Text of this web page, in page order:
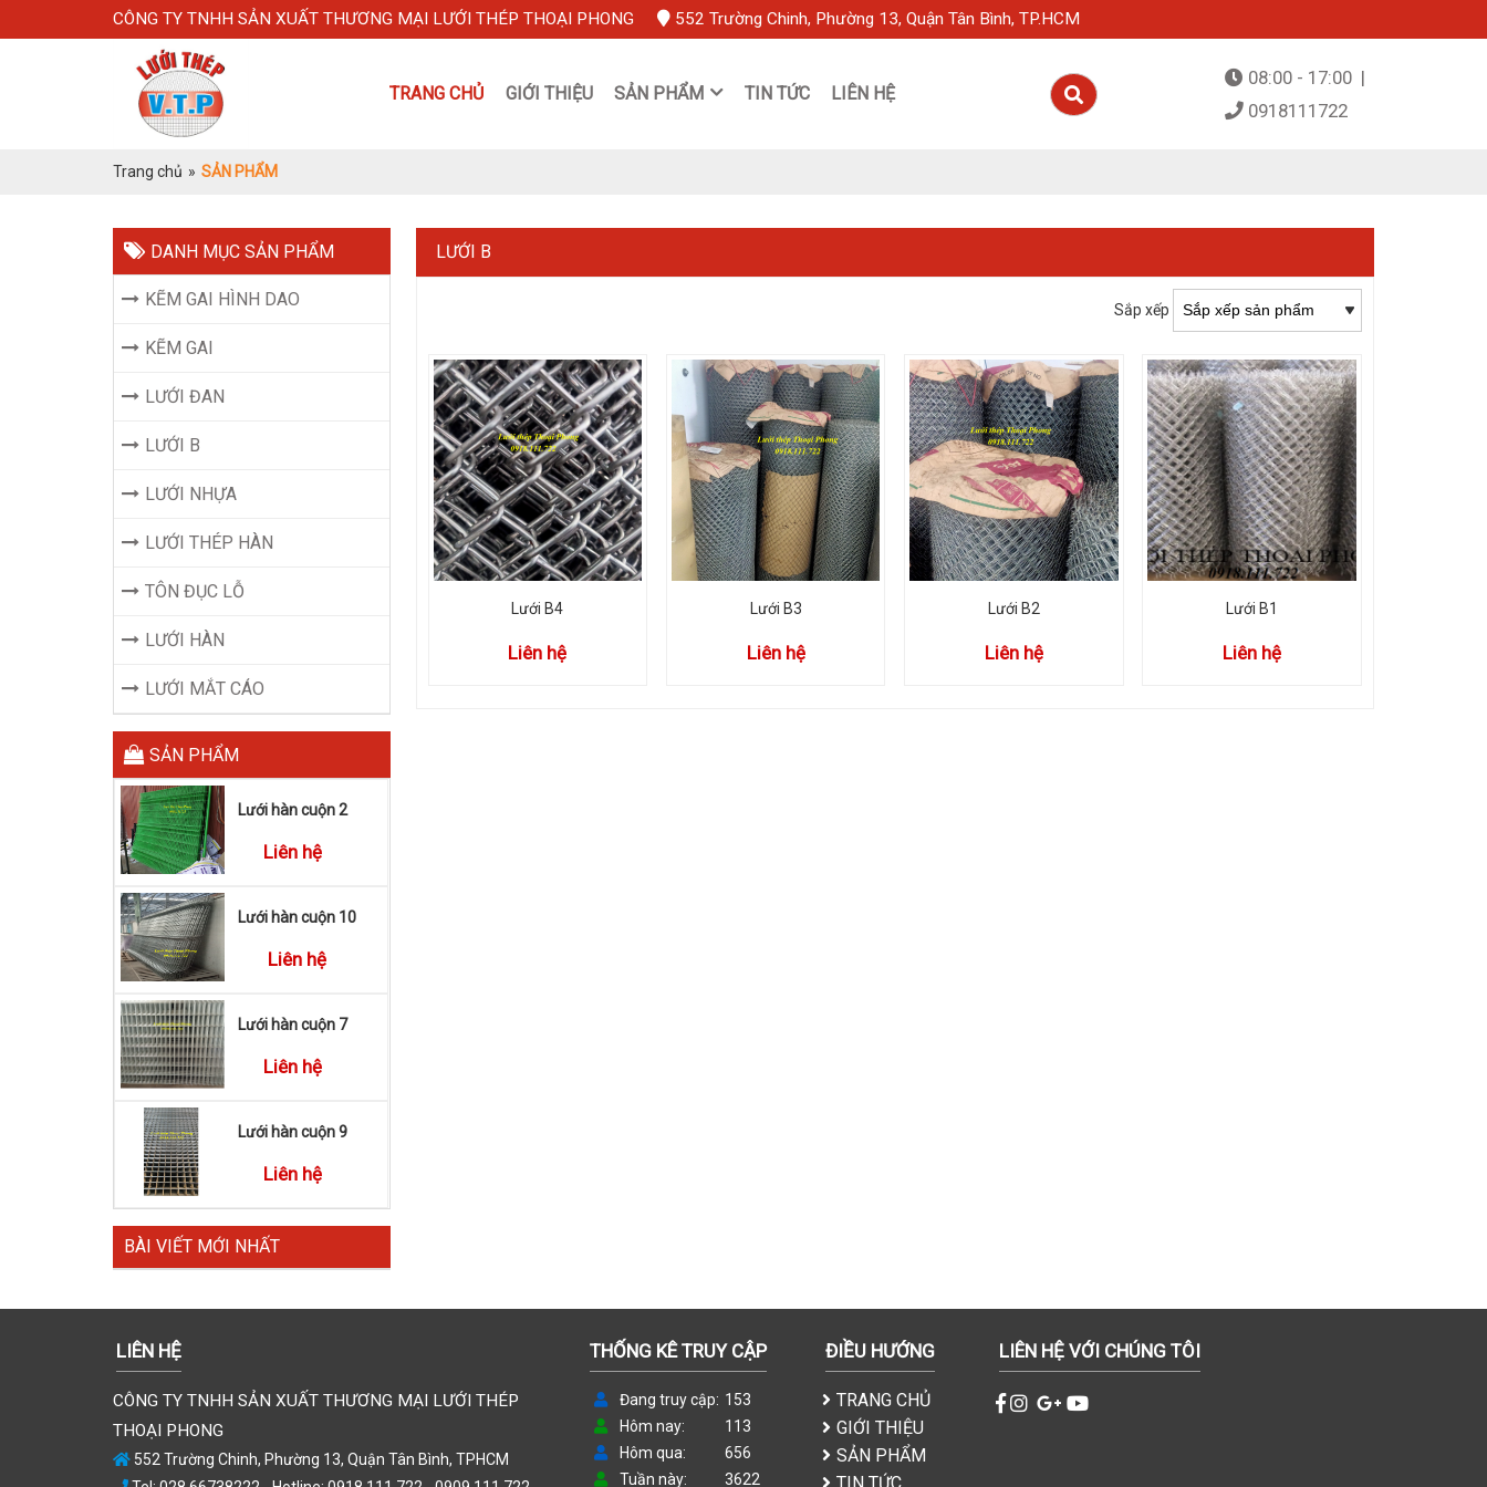
CÔNG TY TNHH SẢN XUẤT THƯƠNG MẠI LƯỚI THÉP THOẠI PHONG 552 Trường Chinh, Phường 13, Quận Tân Bình, TP.HCM
TRANG CHỦ GIỚI THIỆU SẢN PHẨM TIN TỨC LIÊN HỆ
08:00 - 17:00 |
0918111722
Trang chủ » SẢN PHẨM
DANH MỤC SẢN PHẨM
KẼM GAI HÌNH DAO
KẼM GAI
LƯỚI ĐAN
LƯỚI B
LƯỚI NHỰA
LƯỚI THÉP HÀN
TÔN ĐỤC LỖ
LƯỚI HÀN
LƯỚI MẮT CÁO
SẢN PHẨM
Lưới hàn cuộn 2
Liên hệ
Lưới hàn cuộn 10
Liên hệ
Lưới hàn cuộn 7
Liên hệ
Lưới hàn cuộn 9
Liên hệ
BÀI VIẾT MỚI NHẤT
LƯỚI B
Sắp xếp
Lưới B4
Liên hệ
Lưới B3
Liên hệ
Lưới B2
Liên hệ
Lưới B1
Liên hệ
LIÊN HỆ
CÔNG TY TNHH SẢN XUẤT THƯƠNG MẠI LƯỚI THÉP
THOẠI PHONG
552 Trường Chinh, Phường 13, Quận Tân Bình, TPHCM
THỐNG KÊ TRUY CẬP
Đang truy cập
153
Hôm nay
113
Hôm qua
656
Tuần này
3622
ĐIỀU HƯỚNG
TRANG CHỦ
GIỚI THIỆU
SẢN PHẨM
LIÊN HỆ VỚI CHÚNG TÔI